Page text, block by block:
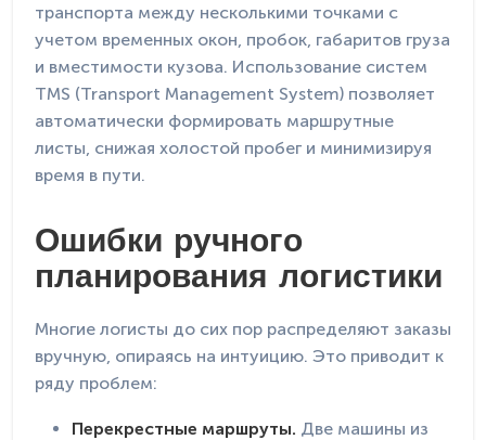
транспорта между несколькими точками с
учетом временных окон, пробок, габаритов груза
и вместимости кузова. Использование систем
TMS (Transport Management System) позволяет
автоматически формировать маршрутные
листы, снижая холостой пробег и минимизируя
время в пути.
Ошибки ручного
планирования логистики
Многие логисты до сих пор распределяют заказы
вручную, опираясь на интуицию. Это приводит к
ряду проблем:
Перекрестные маршруты. Две машины из